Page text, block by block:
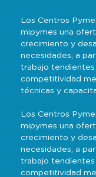
Los Centros
mipymes una
crecimiento y
necesidades, a
trabajo tendientes
competitividad
técnicas y
Los Centros
mipymes una
crecimiento y
necesidades, a
trabajo tendientes
competitividad